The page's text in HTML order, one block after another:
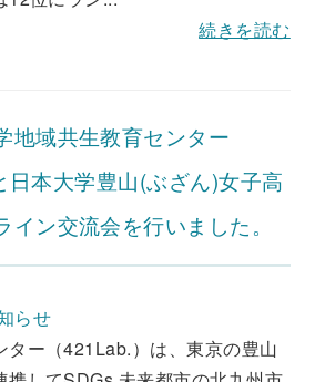
続きを読む
地域共生教育センター
日本大学豊山(ぶざん)女子高
ン交流会を行いました。
らせ
ター（421Lab.）は、東京の豊山